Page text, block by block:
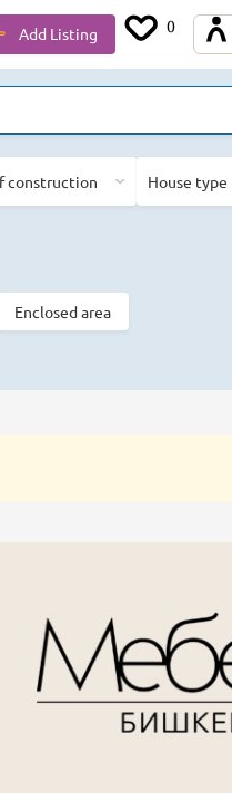
Add Listing 0
construction House type
Enclosed area